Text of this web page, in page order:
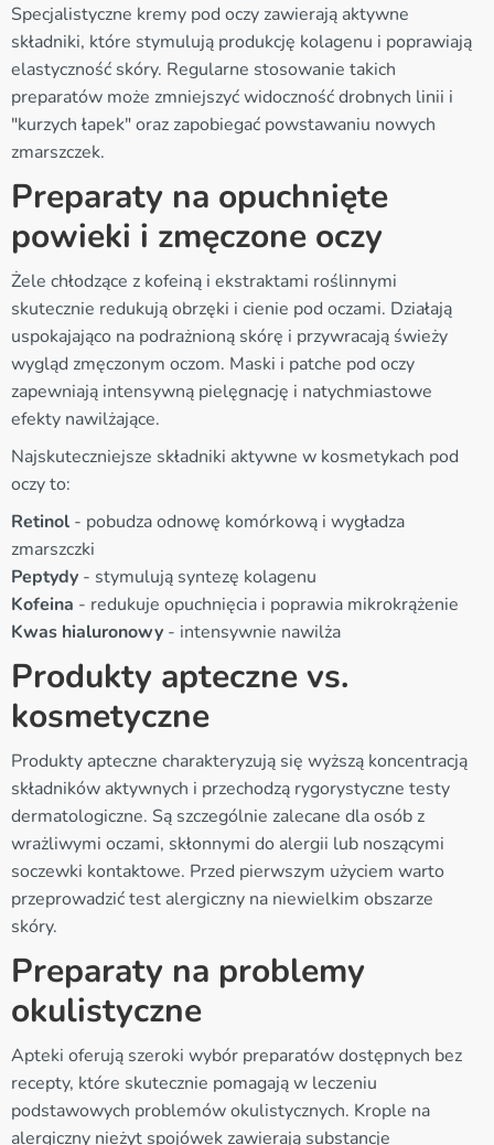
Specjalistyczne kremy pod oczy zawierają aktywne
składniki, które stymulują produkcję kolagenu i poprawiają
elastyczność skóry. Regularne stosowanie takich
preparatów może zmniejszyć widoczność drobnych linii i
"kurzych łapek" oraz zapobiegać powstawaniu nowych
zmarszczek.
Preparaty na opuchnięte
powieki i zmęczone oczy
Żele chłodzące z kofeiną i ekstraktami roślinnymi
skutecznie redukują obrzęki i cienie pod oczami. Działają
uspokajająco na podrażnioną skórę i przywracają świeży
wygląd zmęczonym oczom. Maski i patche pod oczy
zapewniają intensywną pielęgnację i natychmiastowe
efekty nawilżające.
Najskuteczniejsze składniki aktywne w kosmetykach pod
oczy to:
Retinol - pobudza odnowę komórkową i wygładza
zmarszczki
Peptydy - stymulują syntezę kolagenu
Kofeina - redukuje opuchnięcia i poprawia mikrokrążenie
Kwas hialuronowy - intensywnie nawilża
Produkty apteczne vs.
kosmetyczne
Produkty apteczne charakteryzują się wyższą koncentracją
składników aktywnych i przechodzą rygorystyczne testy
dermatologiczne. Są szczególnie zalecane dla osób z
wrażliwymi oczami, skłonnymi do alergii lub noszącymi
soczewki kontaktowe. Przed pierwszym użyciem warto
przeprowadzić test alergiczny na niewielkim obszarze
skóry.
Preparaty na problemy
okulistyczne
Apteki oferują szeroki wybór preparatów dostępnych bez
recepty, które skutecznie pomagają w leczeniu
podstawowych problemów okulistycznych. Krople na
alergiczny nieżyt spojówek zawierają substancje